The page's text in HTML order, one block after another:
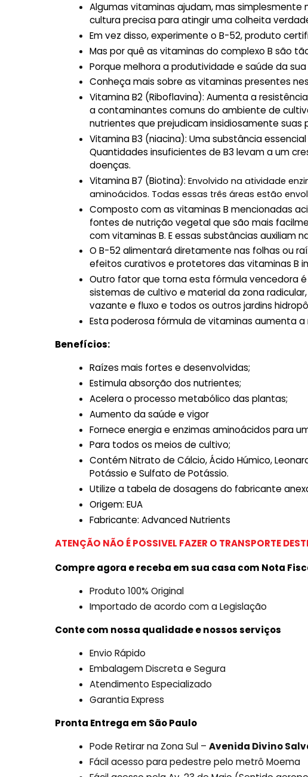
Algumas vitaminas ajudam, mas
cultura precisa para atingir uma colheita
Em vez disso, experimente o B-52, produto
Mas por quê as vitaminas do complexo B são
Porque melhora a produtividade e saúde da
Conheça mais sobre as vitaminas presentes
Vitamina B2 (Riboflavina):Aumenta a
a contaminantes comuns do ambiente de
nutrientes que prejudicam insidiosamente suas
Vitamina B3 (niacina):Uma substância
Quantidades insuficientes de B3 levam a um
doenças.
Vitamina B7 (Biotina):Envolvido na atividade
aminoácidos. Todas essas três áreas estão
Composto com as vitaminas B mencionadas
fontes de nutrição vegetal que são mais
com vitaminas B. E essas substâncias auxiliam
O B-52 alimentará diretamente nas folhas ou
efeitos curativos e protetores das vitaminas B
Outro fator que torna esta fórmula vencedora
sistemas de cultivo e material da zona
vazante e fluxo e todos os outros jardins
Esta poderosa fórmula de vitaminas aumenta
Benefícios:
Raízes mais fortes e desenvolvidas;
Estimula absorção dos nutrientes;
Acelera o processo metabólico das plantas;
Aumento da saúde e vigor
Fornece energia e enzimas aminoácidos para
Para todos os meios de cultivo;
Contém Nitrato de Cálcio, Ácido Húmico,
Potássio e Sulfato de Potássio.
Utilize a tabela de dosagens do fabricante
Origem: EUA
Fabricante: Advanced Nutrients
ATENÇÃO NÃO É POSSIVEL FAZER O TRANSPORTE
Compre agora e receba em sua casa com Nota
Produto 100% Original
Importado de acordo com a Legislação
Conte com nossa qualidade e nossos serviços
Envio Rápido
Embalagem Discreta e Segura
Atendimento Especializado
Garantia Express
Pronta Entrega em São Paulo
Pode Retirar na Zona Sul –Avenida Divino
Fácil acesso para pedestre pelo metrô Moema